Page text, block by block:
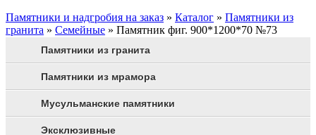
Памятники и надгробия на заказ » Каталог » Памятники из
гранита » Семейные » Памятник фиг. 900*1200*70 №73
Памятники из гранита
Памятники из мрамора
Мусульманские памятники
Эксклюзивные